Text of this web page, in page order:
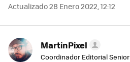
Actualizado 28 Enero 2022, 12:12
MartinPixel
Coordinador Editorial Senior